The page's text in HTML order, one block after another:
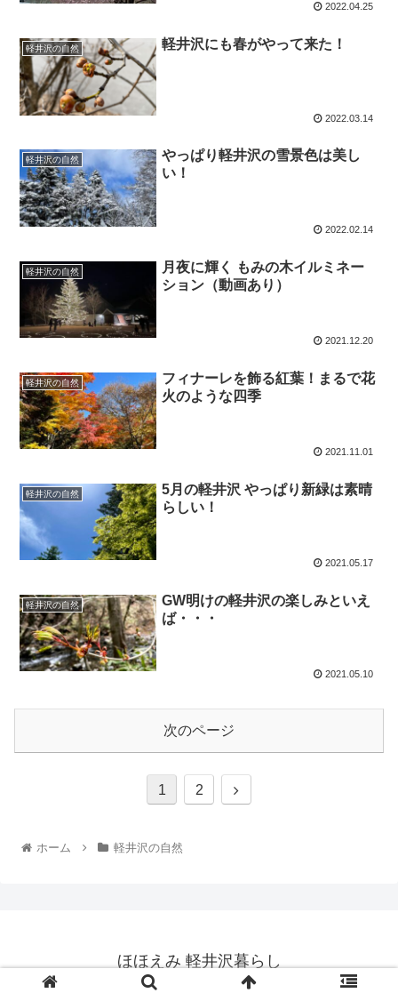
2022.04.25
軽井沢の自然 軽井沢にも春がやって来た！
2022.03.14
軽井沢の自然
やっぱり軽井沢の雪景色は美し
い！
2022.02.14
軽井沢の自然
月夜に輝く もみの木イルミネー
ション（動画あり）
2021.12.20
軽井沢の自然
フィナーレを飾る紅葉！まるで花
火のような四季
2021.11.01
軽井沢の自然
5月の軽井沢 やっぱり新緑は素晴
らしい！
2021.05.17
軽井沢の自然
GW明けの軽井沢の楽しみといえ
ば・・・
2021.05.10
次のページ
1 2
ホーム 軽井沢の自然
ほほえみ 軽井沢暮らし
© 2020 ほほえみ 軽井沢暮らし.